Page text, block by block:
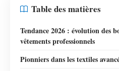
Table des matières
Tendance 2026 : évolution des
vêtements professionnels
Pionniers dans les textiles